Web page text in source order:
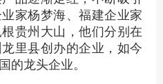
家杨梦海、福建企业家
贵州大山，他们分别在
里县创办的企业，如今
的龙头企业。